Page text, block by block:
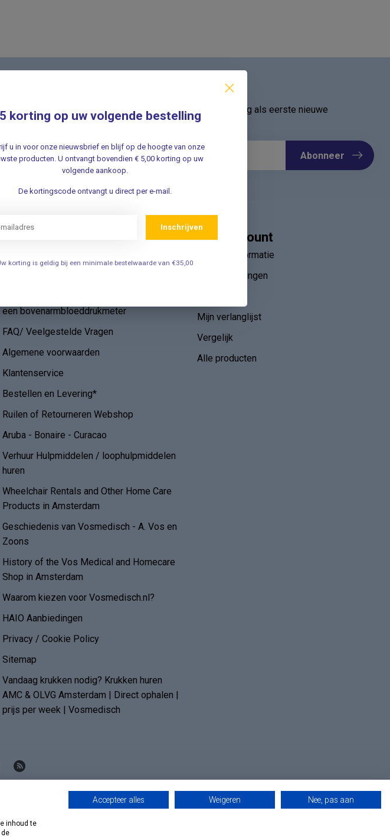
Schrijf u in voor onze nieuwsbrief en ontvang als eerste nieuwe
aanbiedingen Meld u nu aan ➡️
Abonneer
een bovenarmbloeddrukmeter
FAQ/ Veelgestelde Vragen
Algemene voorwaarden
Klantenservice
Bestellen en Levering*
Ruilen of Retourneren Webshop
Aruba - Bonaire - Curacao
Verhuur Hulpmiddelen / loophulpmiddelen
huren
Wheelchair Rentals and Other Home Care
Products in Amsterdam
Geschiedenis van Vosmedisch - A. Vos en
Zoons
History of the Vos Medical and Homecare
Shop in Amsterdam
Waarom kiezen voor Vosmedisch.nl?
HAIO Aanbiedingen
Privacy / Cookie Policy
Sitemap
Vandaag krukken nodig? Krukken huren
AMC & OLVG Amsterdam | Direct ophalen |
prijs per week | Vosmedisch
Mijn account
Account informatie
Mijn bestellingen
Mijn verlanglijst
Vergelijk
Alle producten
korting op uw volgende bestelling
u in voor onze nieuwsbrief en blijf op de hoogte van onze
producten. U ontvangt bovendien € 5,00 korting op uw
volgende aankoop.
De kortingscode ontvangt u direct per e-mail.
Inschrijven
korting is geldig bij een minimale bestelwaarde van €35,00
inhoud te
de
Accepteer alles Weigeren Nee, pas aan